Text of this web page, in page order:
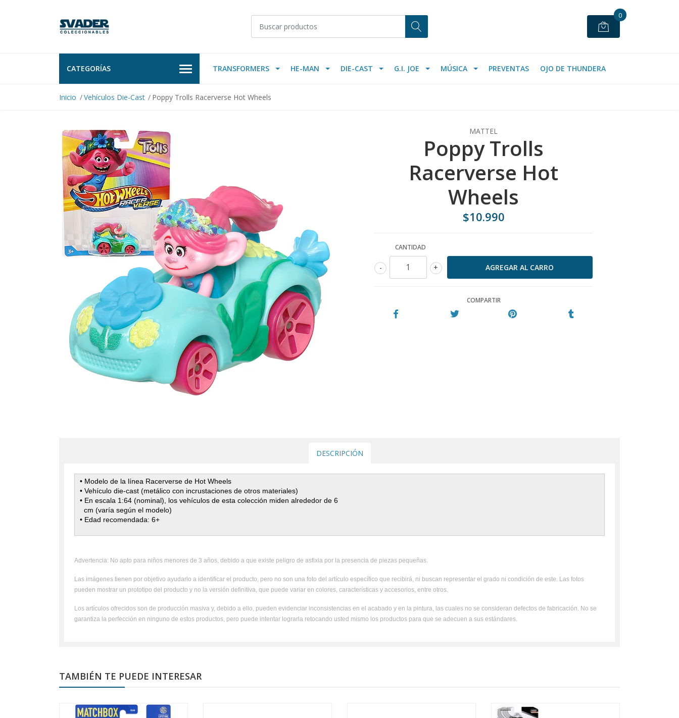
0
CATEGORÍAS TRANSFORMERS HE-MAN DIE-CAST G.I. JOE MÚSICA PREVENTAS OJO DE THUNDERA
Inicio Vehículos Die-Cast Poppy Trolls Racerverse Hot Wheels
MATTEL
Poppy Trolls
Racerverse Hot
Wheels
$10.990
CANTIDAD
+
-
COMPARTIR
DESCRIPCIÓN
• Modelo de la línea Racerverse de Hot Wheels
• Vehículo die-cast (metálico con incrustaciones de otros materiales)
• En escala 1:64 (nominal), los vehículos de esta colección miden alrededor de 6
cm (varía según el modelo)
• Edad recomendada: 6+
Advertencia: No apto para niños menores de 3 años, debido a que existe peligro de asfixia por la presencia de piezas pequeñas.
Las imágenes tienen por objetivo ayudarlo a identificar el producto, pero no son una foto del artículo específico que recibirá, ni buscan representar el grado ni condición de este. Las fotos
pueden mostrar un prototipo del producto y no la versión definitiva, que puede variar en colores, características y accesorios, entre otros.
Los artículos ofrecidos son de producción masiva y, debido a ello, pueden evidenciar inconsistencias en el acabado y en la pintura, las cuales no se consideran defectos de fabricación. No se
garantiza la perfección en ninguno de estos productos, pero puede intentar lograrla retocando usted mismo los productos para que se adecuen a sus estándares.
TAMBIÉN TE PUEDE INTERESAR